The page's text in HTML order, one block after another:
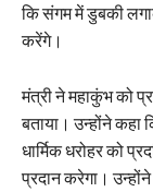
कि संगम में डुबकी
करेंगे।
मंत्री ने महाकुंभ को
बताया। उन्होंने
धार्मिक धरोहर को
प्रदान करेगा।